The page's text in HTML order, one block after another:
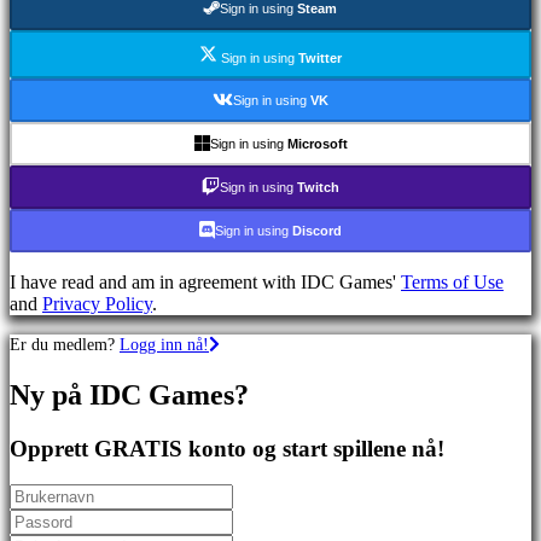
Racing
Casual
Indie
Simulation
Puzzle
Fighting
games
Demoer
Arrangementer
i
spillet
Nyheter
Media
Sign in using Steam
Sign in using Twitter
Sign in using VK
Sign in using Microsoft
Sign in using Twitch
Sign in using Discord
I have read and am in agreement with IDC Games' Terms of Use
and Privacy Policy.
Er du medlem? Logg inn nå!
Ny på IDC Games?
Opprett GRATIS konto og start spillene nå!